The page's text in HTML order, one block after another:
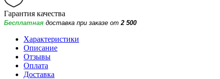
Гарантия качества
Бесплатная доставка при заказе от 2 500
Характеристики
Описание
Отзывы
Оплата
Доставка